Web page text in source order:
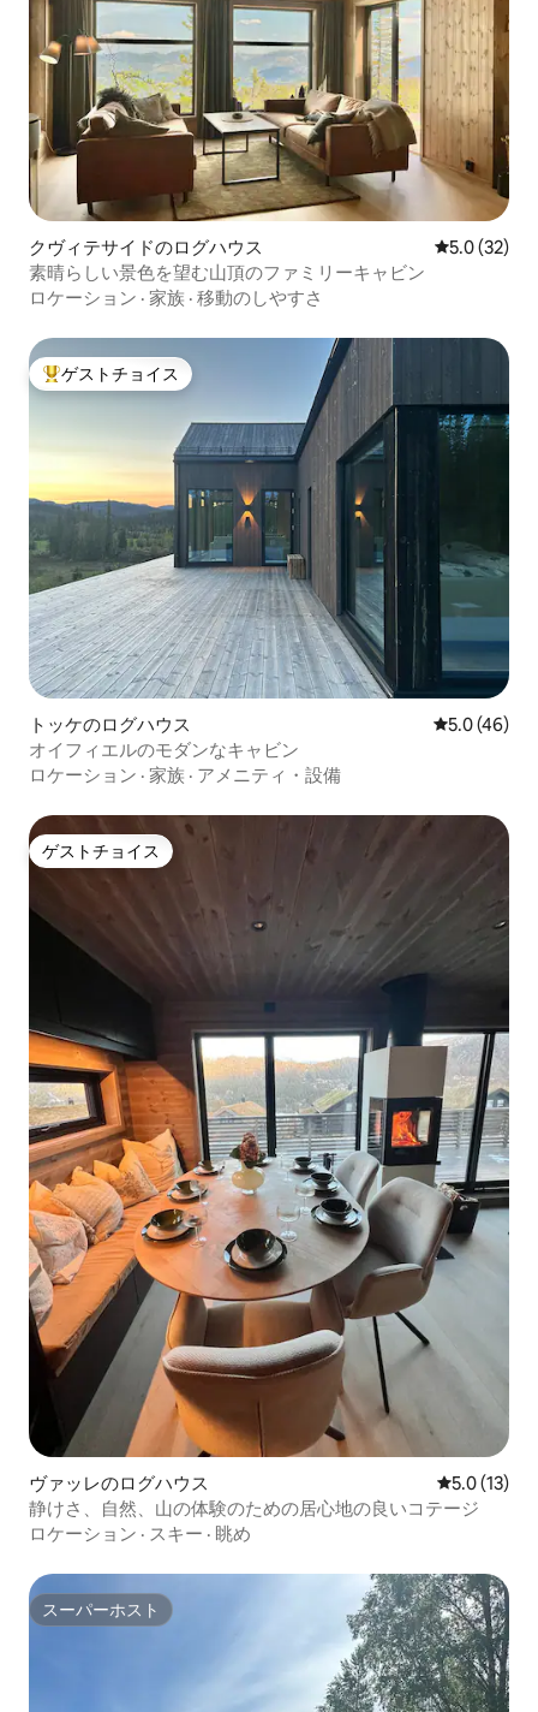
クヴィテサイドのログハウス レビュー32
5.0 (32)
素晴らしい景色を望む山頂のファミリーキャビン
ロケーション · 家族 · 移動のしやすさ
大好評のゲストチョイスです。
ゲストチョイス
トッケのログハウス レビュー46
5.0 (46)
オイフィエルのモダンなキャビン
ロケーション · 家族 · アメニティ・設備
ゲストチョイス
ゲストチョイス
ヴァッレのログハウス レビュー13
5.0 (13)
静けさ、自然、山の体験のための居心地の良いコテージ
ロケーション · スキー · 眺め
スーパーホスト
スーパーホスト